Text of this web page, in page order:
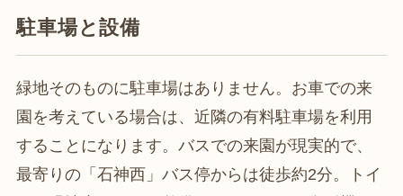
駐車場と設備
緑地そのものに駐車場はありません。お車での来
園を考えている場合は、近隣の有料駐車場を利用
することになります。バスでの来園が現実的で、
最寄りの「石神西」バス停からは徒歩約2分。トイ